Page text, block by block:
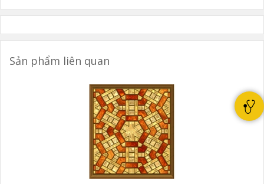
Sản phẩm liên quan